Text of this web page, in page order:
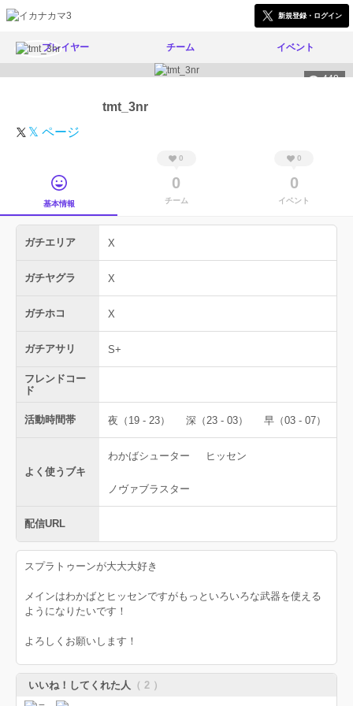
新規登録・ログイン
プレイヤー チーム イベント
448
tmt_3nr
𝕏 ページ
基本情報
0
0
チーム
0
0
イベント
ガチエリア X
ガチヤグラ X
ガチホコ X
ガチアサリ S+
フレンドコー
ド
活動時間帯 夜（19 - 23） 深（23 - 03） 早（03 - 07）
よく使うブキ
わかばシューター ヒッセン
ノヴァブラスター
配信URL
スプラトゥーンが大大大好き
メインはわかばとヒッセンですがもっといろいろな武器を使える
ようになりたいです！
よろしくお願いします！
いいね！してくれた人 （ 2 ）